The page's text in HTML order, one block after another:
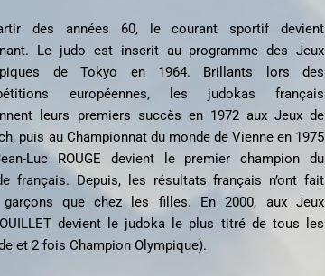
des années 60, le courant sportif devient
Le judo est inscrit au programme des Jeux
de Tokyo en 1964. Brillants lors des
européennes, les judokas français
leurs premiers succès en 1972 aux Jeux de
puis au Championnat du monde de Vienne en 1975
Luc ROUGE devient le premier champion du
français. Depuis, les résultats français n’ont fait
que chez les filles. En 2000, aux Jeux
devient le judoka le plus titré de tous les
et 2 fois Champion Olympique).